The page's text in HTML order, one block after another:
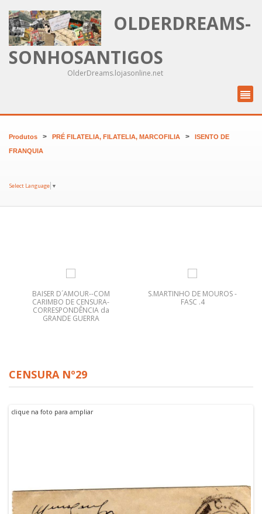
OLDERDREAMS-
SONHOSANTIGOS
OlderDreams.lojasonline.net
Produtos > PRÉ FILATELIA, FILATELIA, MARCOFILIA > ISENTO DE
FRANQUIA
Select Language ▼
BAISER D´AMOUR--COM
CARIMBO DE CENSURA-
CORRESPONDÊNCIA da
GRANDE GUERRA
S.MARTINHO DE MOUROS -
FASC .4
CENSURA Nº29
clique na foto para ampliar